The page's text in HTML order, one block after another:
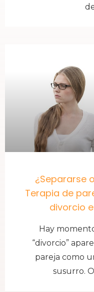
¿Separarse
Terapia de
divorcio
Hay
“divorcio”
pareja como
susurro.